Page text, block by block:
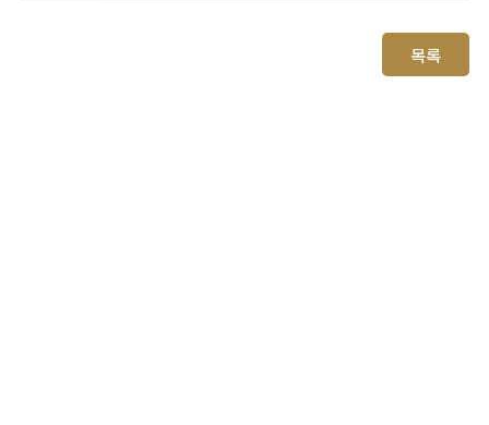
목록